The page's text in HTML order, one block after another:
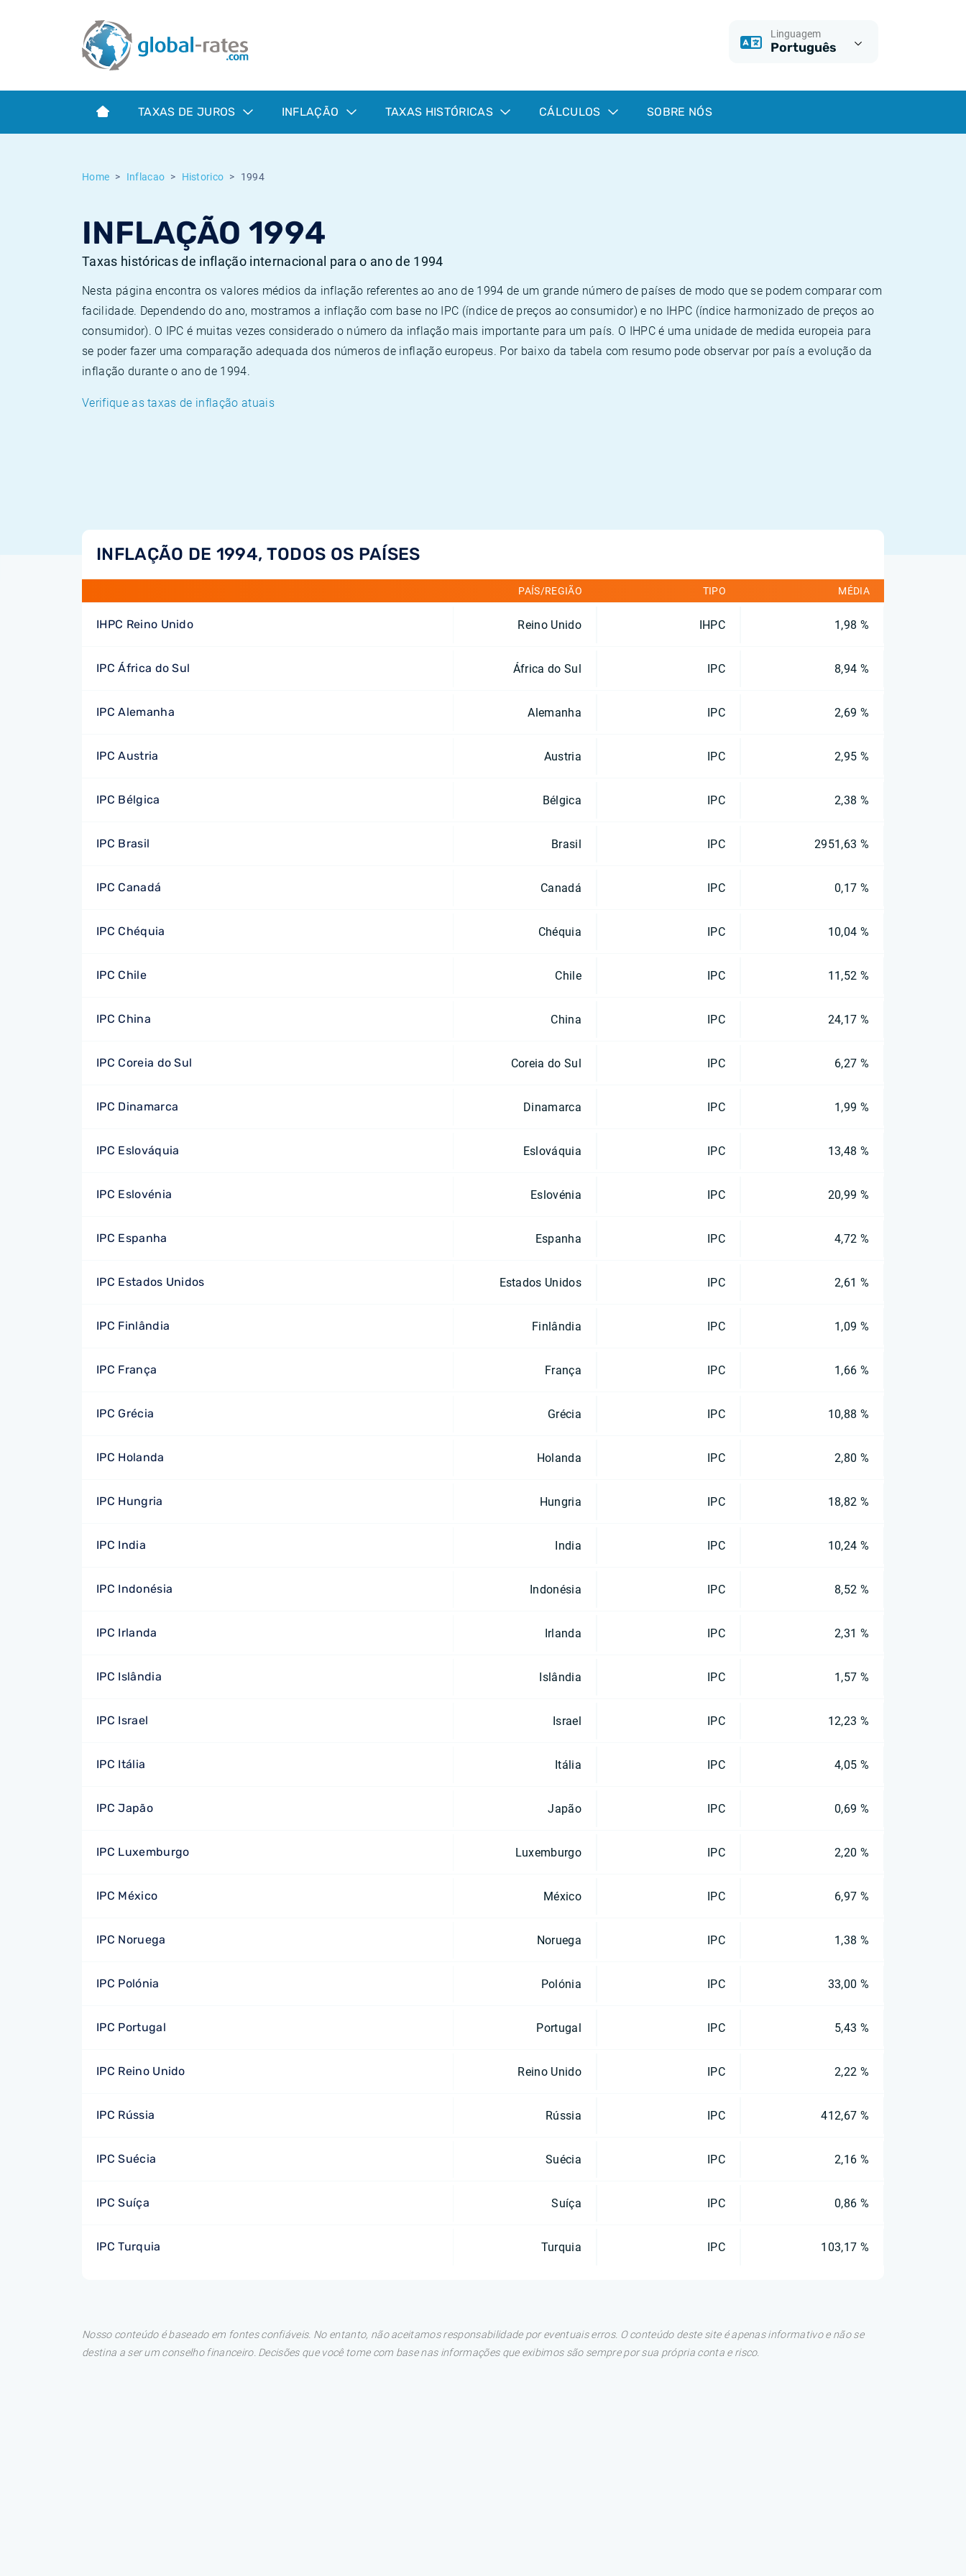
Linguagem
Português
TAXAS DE JUROS INFLAÇÃO TAXAS HISTÓRICAS CÁLCULOS SOBRE NÓS
Home Inflacao Historico 1994
INFLAÇÃO 1994
Taxas históricas de inflação internacional para o ano de 1994
Nesta página encontra os valores médios da inflação referentes ao ano de 1994 de um grande número de países de modo que se podem comparar com
facilidade. Dependendo do ano, mostramos a inflação com base no IPC (índice de preços ao consumidor) e no IHPC (índice harmonizado de preços ao
consumidor). O IPC é muitas vezes considerado o número da inflação mais importante para um país. O IHPC é uma unidade de medida europeia para
se poder fazer uma comparação adequada dos números de inflação europeus. Por baixo da tabela com resumo pode observar por país a evolução da
inflação durante o ano de 1994.
Verifique as taxas de inflação atuais
INFLAÇÃO DE 1994, TODOS OS PAÍSES
PAÍS/REGIÃO TIPO MÉDIA
IHPC Reino Unido Reino Unido IHPC 1,98 %
IPC África do Sul África do Sul IPC 8,94 %
IPC Alemanha Alemanha IPC 2,69 %
IPC Austria Austria IPC 2,95 %
IPC Bélgica Bélgica IPC 2,38 %
IPC Brasil Brasil IPC 2951,63 %
IPC Canadá Canadá IPC 0,17 %
IPC Chéquia Chéquia IPC 10,04 %
IPC Chile Chile IPC 11,52 %
IPC China China IPC 24,17 %
IPC Coreia do Sul Coreia do Sul IPC 6,27 %
IPC Dinamarca Dinamarca IPC 1,99 %
IPC Eslováquia Eslováquia IPC 13,48 %
IPC Eslovénia Eslovénia IPC 20,99 %
IPC Espanha Espanha IPC 4,72 %
IPC Estados Unidos Estados Unidos IPC 2,61 %
IPC Finlândia Finlândia IPC 1,09 %
IPC França França IPC 1,66 %
IPC Grécia Grécia IPC 10,88 %
IPC Holanda Holanda IPC 2,80 %
IPC Hungria Hungria IPC 18,82 %
IPC India India IPC 10,24 %
IPC Indonésia Indonésia IPC 8,52 %
IPC Irlanda Irlanda IPC 2,31 %
IPC Islândia Islândia IPC 1,57 %
IPC Israel Israel IPC 12,23 %
IPC Itália Itália IPC 4,05 %
IPC Japão Japão IPC 0,69 %
IPC Luxemburgo Luxemburgo IPC 2,20 %
IPC México México IPC 6,97 %
IPC Noruega Noruega IPC 1,38 %
IPC Polónia Polónia IPC 33,00 %
IPC Portugal Portugal IPC 5,43 %
IPC Reino Unido Reino Unido IPC 2,22 %
IPC Rússia Rússia IPC 412,67 %
IPC Suécia Suécia IPC 2,16 %
IPC Suíça Suíça IPC 0,86 %
IPC Turquia Turquia IPC 103,17 %
Nosso conteúdo é baseado em fontes confiáveis. No entanto, não aceitamos responsabilidade por eventuais erros. O conteúdo deste site é apenas informativo e não se
destina a ser um conselho financeiro. Decisões que você tome com base nas informações que exibimos são sempre por sua própria conta e risco.
Term SOFR
O que é a inflação do IPC?
O que é a inflação do IHPC?
Taxas Euribor históricas
Taxas ESTER históricas
Taxas de inflação históricas
Calculadora de inflação